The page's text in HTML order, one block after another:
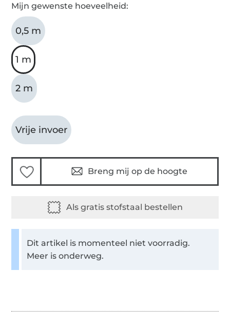
Mijn gewenste hoeveelheid:
0,5 m
1 m
2 m
Vrije invoer
Breng mij op de hoogte
Dit artikel is momenteel niet voorradig.
Meer is onderweg.